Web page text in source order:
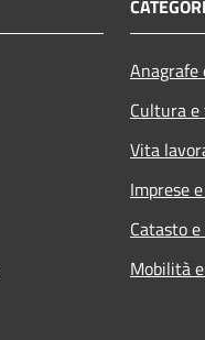
Cultura
Vita
Imprese
Catasto
Mobilità